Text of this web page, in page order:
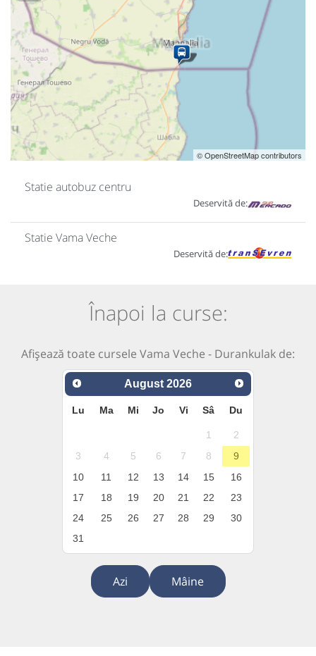
© OpenStreetMap contributors
Statie autobuz centru
Deservită de:
Statie Vama Veche
Deservită de:
Înapoi la curse:
Afișează toate cursele Vama Veche - Durankulak de:
August 2026
Lu Ma Mi Jo Vi Sâ Du
1
2
3
4 5 6 7 8
9
10
11 12 13 14 15
16
17
18 19 20 21 22
23
24
25 26 27 28 29
30
31
Azi Mâine